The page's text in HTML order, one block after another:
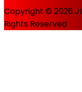
Copyright © 2026
Rights Reserved